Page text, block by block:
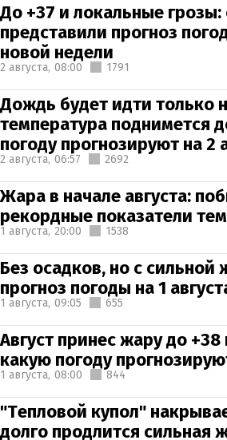
До +37 и локальные грозы:
представили прогноз
новой недели
2 августа, 08:00 1791
Дождь будет идти только
температура поднимется
погоду прогнозируют на 2
2 августа, 06:57 2692
Жара в начале августа:
рекордные показатели
1 августа, 20:00 1538
Без осадков, но с сильной
прогноз погоды на 1
1 августа, 09:05 655
Август принес жару до +38
какую погоду
1 августа, 08:00 844
"Тепловой купол"
долго продлится сильная